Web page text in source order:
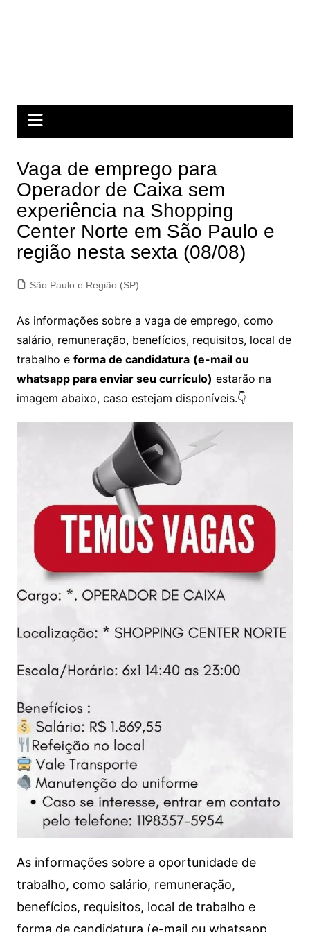
Vaga de emprego para
Operador de Caixa sem
experiência na Shopping
Center Norte em São Paulo e
região nesta sexta (08/08)
São Paulo e Região (SP)
As informações sobre a vaga de emprego, como
salário, remuneração, benefícios, requisitos, local de
trabalho e forma de candidatura (e-mail ou
whatsapp para enviar seu currículo) estarão na
imagem abaixo, caso estejam disponíveis.👇
As informações sobre a oportunidade de
trabalho, como salário, remuneração,
benefícios, requisitos, local de trabalho e
forma de candidatura (e-mail ou whatsapp